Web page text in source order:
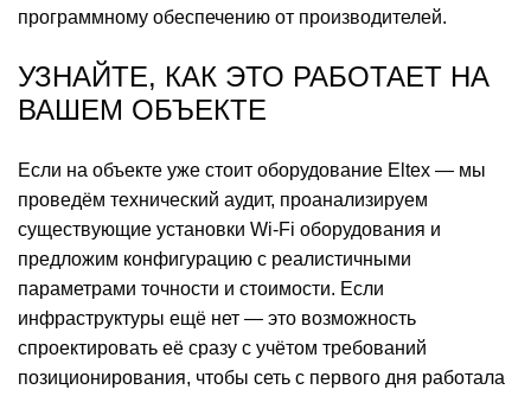
программному обеспечению от производителей.
УЗНАЙТЕ, КАК ЭТО РАБОТАЕТ НА
ВАШЕМ ОБЪЕКТЕ
Если на объекте уже стоит оборудование Eltex — мы
проведём технический аудит, проанализируем
существующие установки Wi-Fi оборудования и
предложим конфигурацию с реалистичными
параметрами точности и стоимости. Если
инфраструктуры ещё нет — это возможность
спроектировать её сразу с учётом требований
позиционирования, чтобы сеть с первого дня работала